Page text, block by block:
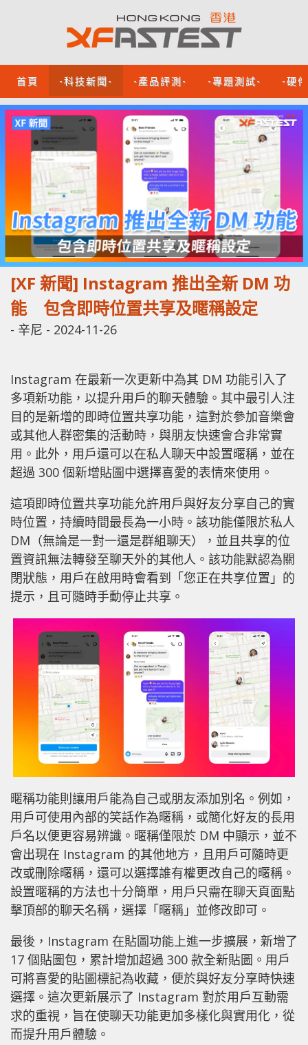
首頁 -科技新聞- -產品評測- -專題測試- -硬
[XF 新聞] Instagram 推出全新 DM 功
能 包含即時位置共享及暱稱設定
- 辛尼 - 2024-11-26
Instagram 在最新一次更新中為其 DM 功能引入了
多項新功能，以提升用戶的聊天體驗。其中最引人注
目的是新增的即時位置共享功能，這對於參加音樂會
或其他人群密集的活動時，與朋友快速會合非常實
用。此外，用戶還可以在私人聊天中設置暱稱，並在
超過 300 個新增貼圖中選擇喜愛的表情來使用。
這項即時位置共享功能允許用戶與好友分享自己的實
時位置，持續時間最長為一小時。該功能僅限於私人
DM（無論是一對一還是群組聊天），並且共享的位
置資訊無法轉發至聊天外的其他人。該功能默認為關
閉狀態，用戶在啟用時會看到「您正在共享位置」的
提示，且可隨時手動停止共享。
暱稱功能則讓用戶能為自己或朋友添加別名。例如，
用戶可使用內部的笑話作為暱稱，或簡化好友的長用
戶名以便更容易辨識。暱稱僅限於 DM 中顯示，並不
會出現在 Instagram 的其他地方，且用戶可隨時更
改或刪除暱稱，還可以選擇誰有權更改自己的暱稱。
設置暱稱的方法也十分簡單，用戶只需在聊天頁面點
擊頂部的聊天名稱，選擇「暱稱」並修改即可。
最後，Instagram 在貼圖功能上進一步擴展，新增了
17 個貼圖包，累計增加超過 300 款全新貼圖。用戶
可將喜愛的貼圖標記為收藏，便於與好友分享時快速
選擇。這次更新展示了 Instagram 對於用戶互動需
求的重視，旨在使聊天功能更加多樣化與實用化，從
而提升用戶體驗。